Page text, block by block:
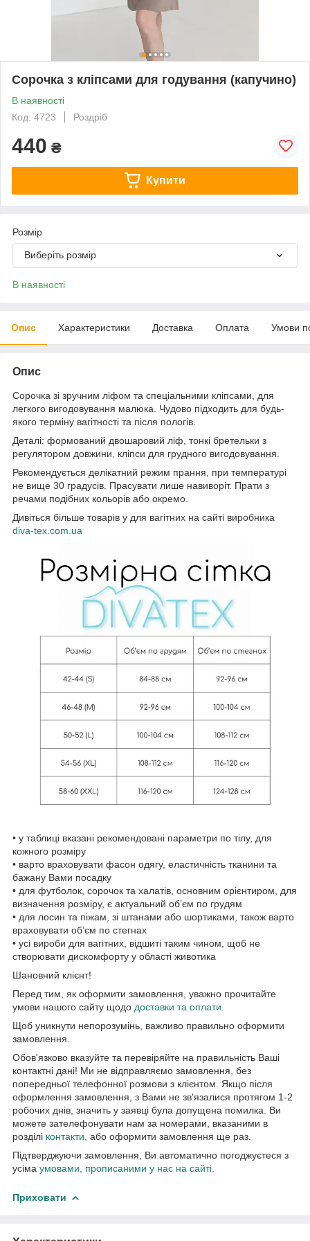
Сорочка з кліпсами для годування (капучино)
В наявності
Код: 4723
Роздріб
440 ₴
Купити
Розмір
Виберіть розмір
В наявності
Опис Характеристики Доставка Оплата Умови
Опис
Сорочка зі зручним ліфом та спеціальними кліпсами, для
легкого вигодовування малюка. Чудово підходить для будь-
якого терміну вагітності та після пологів.
Деталі: формований двошаровий ліф, тонкі бретельки з
регулятором довжини, кліпси для грудного вигодовування.
Рекомендується делікатний режим прання, при температурі
не вище 30 градусів. Прасувати лише навиворіт. Прати з
речами подібних кольорів або окремо.
Дивіться більше товарів у для вагітних на сайті виробника
diva-tex.com.ua
• у таблиці вказані рекомендовані параметри по тілу, для
кожного розміру
• варто враховувати фасон одягу, еластичність тканини та
бажану Вами посадку
• для футболок, сорочок та халатів, основним орієнтиром, для
визначення розміру, є актуальний об’єм по грудям
• для лосин та піжам, зі штанами або шортиками, також варто
враховувати об’єм по стегнах
• усі вироби для вагітних, відшиті таким чином, щоб не
створювати дискомфорту у області животика
Шановний клієнт!
Перед тим, як оформити замовлення, уважно прочитайте
умови нашого сайту щодо доставки та оплати.
Щоб уникнути непорозумінь, важливо правильно оформити
замовлення.
Обов'язково вказуйте та перевіряйте на правильність Ваші
контактні дані! Ми не відправляємо замовлення, без
попередньої телефонної розмови з клієнтом. Якщо після
оформлення замовлення, з Вами не зв'язалися протягом 1-2
робочих днів, значить у заявці була допущена помилка. Ви
можете зателефонувати нам за номерами, вказаними в
розділі контакти, або оформити замовлення ще раз.
Підтверджуючи замовлення, Ви автоматично погоджуєтеся з
усіма умовами, прописаними у нас на сайті.
Приховати